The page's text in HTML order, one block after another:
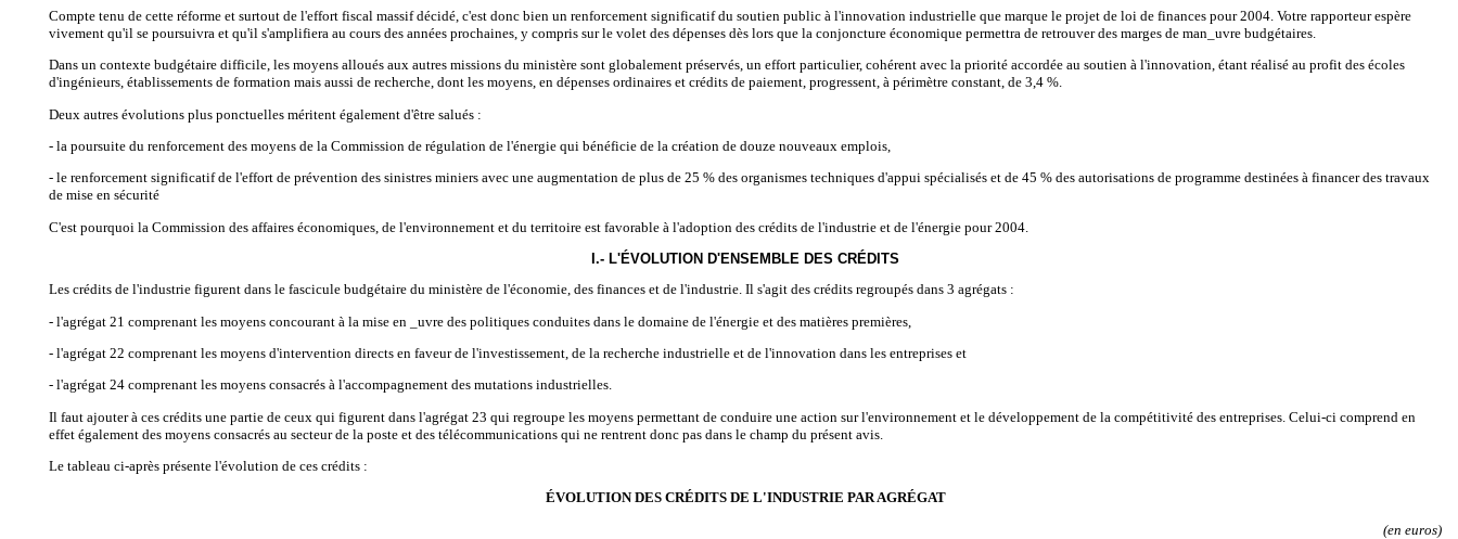
Compte tenu de cette réforme et surtout de l'effort fiscal massif décidé, c'est donc bien un renforcement significatif du soutien public à l'innovation industrielle que marque le projet de loi de finances pour 2004. Votre rapporteur espère
vivement qu'il se poursuivra et qu'il s'amplifiera au cours des années prochaines, y compris sur le volet des dépenses dès lors que la conjoncture économique permettra de retrouver des marges de man_uvre budgétaires.
Dans un contexte budgétaire difficile, les moyens alloués aux autres missions du ministère sont globalement préservés, un effort particulier, cohérent avec la priorité accordée au soutien à l'innovation, étant réalisé au profit des écoles
d'ingénieurs, établissements de formation mais aussi de recherche, dont les moyens, en dépenses ordinaires et crédits de paiement, progressent, à périmètre constant, de 3,4 %.
Deux autres évolutions plus ponctuelles méritent également d'être salués :
- la poursuite du renforcement des moyens de la Commission de régulation de l'énergie qui bénéficie de la création de douze nouveaux emplois,
- le renforcement significatif de l'effort de prévention des sinistres miniers avec une augmentation de plus de 25 % des organismes techniques d'appui spécialisés et de 45 % des autorisations de programme destinées à financer des travaux
de mise en sécurité
C'est pourquoi la Commission des affaires économiques, de l'environnement et du territoire est favorable à l'adoption des crédits de l'industrie et de l'énergie pour 2004.
I.- L'ÉVOLUTION D'ENSEMBLE DES CRÉDITS
Les crédits de l'industrie figurent dans le fascicule budgétaire du ministère de l'économie, des finances et de l'industrie. Il s'agit des crédits regroupés dans 3 agrégats :
- l'agrégat 21 comprenant les moyens concourant à la mise en _uvre des politiques conduites dans le domaine de l'énergie et des matières premières,
- l'agrégat 22 comprenant les moyens d'intervention directs en faveur de l'investissement, de la recherche industrielle et de l'innovation dans les entreprises et
- l'agrégat 24 comprenant les moyens consacrés à l'accompagnement des mutations industrielles.
Il faut ajouter à ces crédits une partie de ceux qui figurent dans l'agrégat 23 qui regroupe les moyens permettant de conduire une action sur l'environnement et le développement de la compétitivité des entreprises. Celui-ci comprend en
effet également des moyens consacrés au secteur de la poste et des télécommunications qui ne rentrent donc pas dans le champ du présent avis.
Le tableau ci-après présente l'évolution de ces crédits :
ÉVOLUTION DES CRÉDITS DE L'INDUSTRIE PAR AGRÉGAT
(en euros)